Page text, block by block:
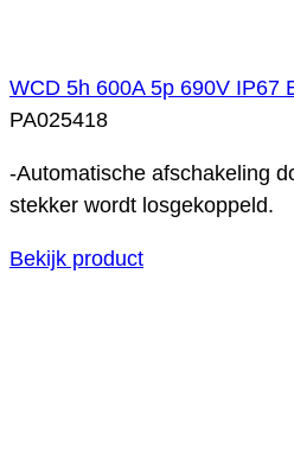
WCD 5h 600A 5p 690V IP67
PA025418
-Automatische afschakeling
stekker wordt losgekoppeld.
Bekijk product